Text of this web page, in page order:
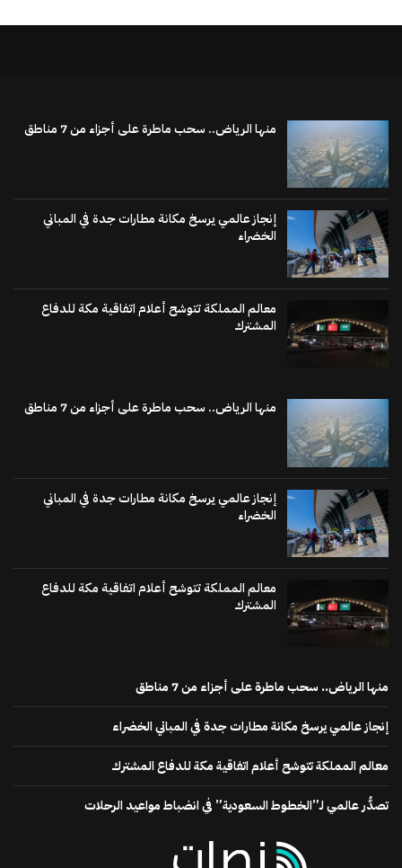
منها الرياض.. سحب ماطرة على أجزاء من 7 مناطق
إنجاز عالمي يرسخ مكانة مطارات جدة في المباني
الخضراء
معالم المملكة تتوشح أعلام اتفاقية مكة للدفاع
المشترك
منها الرياض.. سحب ماطرة على أجزاء من 7 مناطق
إنجاز عالمي يرسخ مكانة مطارات جدة في المباني
الخضراء
معالم المملكة تتوشح أعلام اتفاقية مكة للدفاع
المشترك
منها الرياض.. سحب ماطرة على أجزاء من 7 مناطق
إنجاز عالمي يرسخ مكانة مطارات جدة في المباني الخضراء
معالم المملكة تتوشح أعلام اتفاقية مكة للدفاع المشترك
تصدُّر عالمي لـ”الخطوط السعودية” في انضباط مواعيد الرحلات